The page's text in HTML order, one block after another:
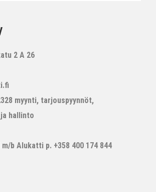
2 A 26
myynti, tarjouspyynnöt,
hallinto
b Alukatti p. +358 400 174 844